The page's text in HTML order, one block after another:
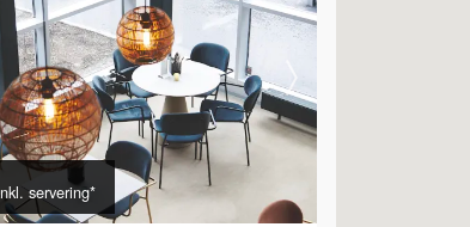
servering*